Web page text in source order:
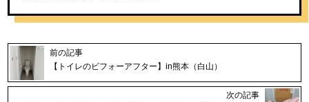
前の記事
【トイレのビフォーアフター】in熊本（白山）
次の記事